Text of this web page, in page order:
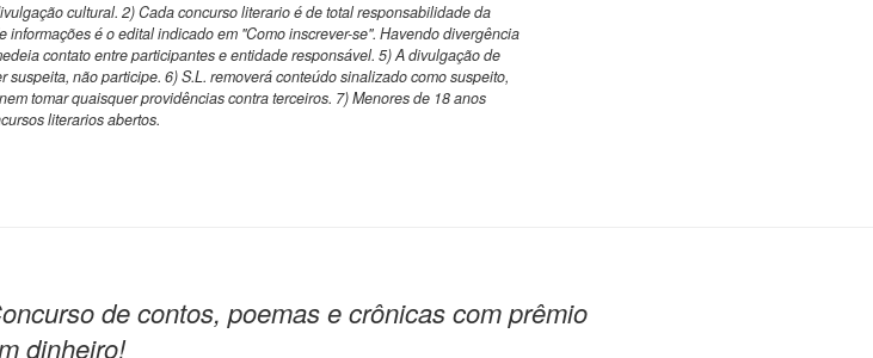
cultural. 2) Cada concurso literario é de total responsabilidade da
é o edital indicado em "Como inscrever-se". Havendo divergência
contato entre participantes e entidade responsável. 5) A divulgação de
não participe. 6) S.L. removerá conteúdo sinalizado como suspeito,
tomar quaisquer providências contra terceiros. 7) Menores de 18 anos
literarios abertos.
de contos, poemas e crônicas com prêmio
dinheiro!